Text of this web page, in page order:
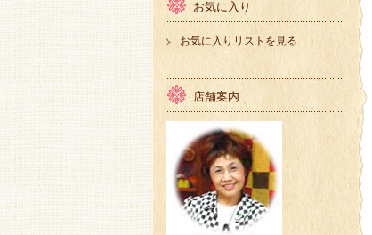
お気に入り
お気に入りリストを見る
店舗案内